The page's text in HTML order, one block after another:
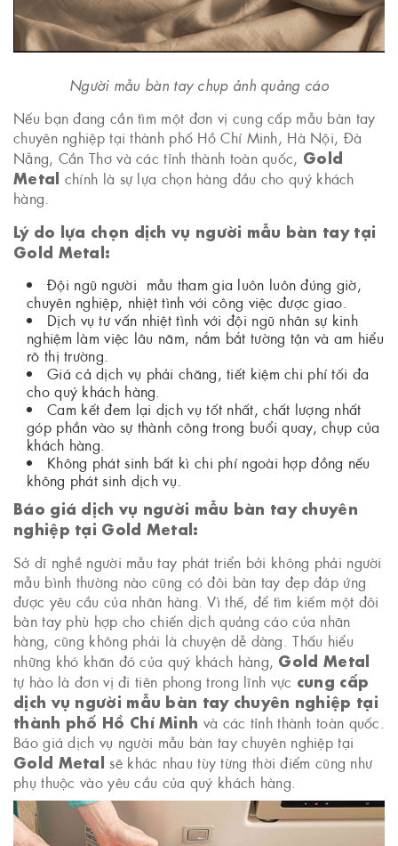
Người mẫu bàn tay chụp ảnh quảng cáo
Nếu bạn đang cần tìm một đơn vị cung cấp mẫu bàn tay
chuyên nghiệp tại thành phố Hồ Chí Minh, Hà Nội, Đà
Nẵng, Cần Thơ và các tỉnh thành toàn quốc, Gold
Metal chính là sự lựa chọn hàng đầu cho quý khách
hàng.
Lý do lựa chọn dịch vụ người mẫu bàn tay tại
Gold Metal:
Đội ngũ người mẫu tham gia luôn luôn đúng giờ,
chuyên nghiệp, nhiệt tình với công việc được giao.
Dịch vụ tư vấn nhiệt tình với đội ngũ nhân sự kinh
nghiệm làm việc lâu năm, nắm bắt tường tận và am hiểu
rõ thị trường.
Giá cả dịch vụ phải chăng, tiết kiệm chi phí tối đa
cho quý khách hàng.
Cam kết đem lại dịch vụ tốt nhất, chất lượng nhất
góp phần vào sự thành công trong buổi quay, chụp của
khách hàng.
Không phát sinh bất kì chi phí ngoài hợp đồng nếu
không phát sinh dịch vụ.
Báo giá dịch vụ người mẫu bàn tay chuyên
nghiệp tại Gold Metal:
Sở dĩ nghề người mẫu tay phát triển bởi không phải người
mẫu bình thường nào cũng có đôi bàn tay đẹp đáp ứng
được yêu cầu của nhãn hàng. Vì thế, để tìm kiếm một đôi
bàn tay phù hợp cho chiến dịch quảng cáo của nhãn
hàng, cũng không phải là chuyện dễ dàng. Thấu hiểu
những khó khăn đó của quý khách hàng, Gold Metal
tự hào là đơn vị đi tiên phong trong lĩnh vực cung cấp
dịch vụ người mẫu bàn tay chuyên nghiệp tại
thành phố Hồ Chí Minh và các tỉnh thành toàn quốc.
Báo giá dịch vụ người mẫu bàn tay chuyên nghiệp tại
Gold Metal sẽ khác nhau tùy từng thời điểm cũng như
phụ thuộc vào yêu cầu của quý khách hàng.